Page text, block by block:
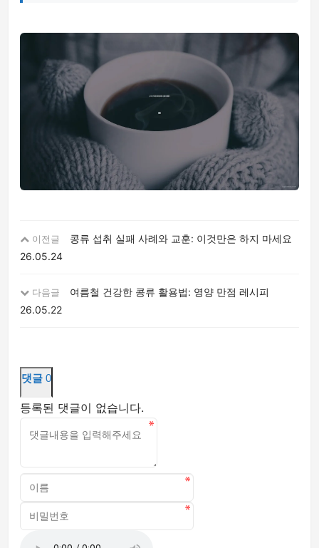
이전글
콩류 섭취 실패 사례와 교훈: 이것만은 하지 마세요
26.05.24
다음글
여름철 건강한 콩류 활용법: 영양 만점 레시피
26.05.22
댓글 0
등록된 댓글이 없습니다.